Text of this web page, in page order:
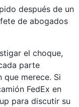
después de un
de abogados
el choque,
parte
que merece. Si
FedEx en
para discutir su